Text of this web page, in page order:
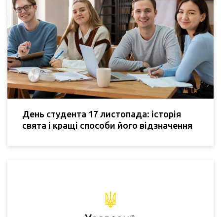
День студента 17 листопада: історія
свята і кращі способи його відзначення